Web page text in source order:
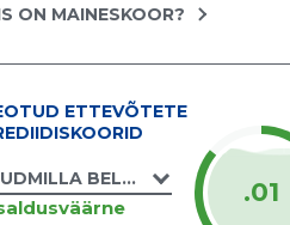
ON MAINESKOOR?
ETTEVÕTETE
BELJAKOVA FIE .01